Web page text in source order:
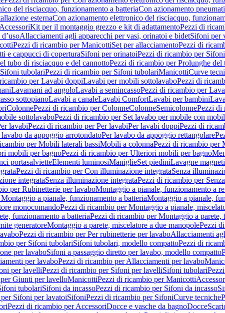
del risciacquo, funzionamento a batteriaCon azionamento
esternaCon azionamento elettronico del risciacquo,
Kit per il montaggio grezzo e kit di adattamentoPezzi di
Allacciamenti agli apparecchi per vasi, orinatoi e bidetSifoni per
Pezzi di ricambio per ManicottiSet per allacciamentoPezzi di
e cappucci di coperturaSifoni per orinatoiPezzi di ricambio per
tubo di risciacquo e del cannottoPezzi di ricambio per Prolunghe
Sifoni tubolariPezzi di ricambio per Sifoni tubolariManicottiCurve
per Lavabi doppiLavabi per mobili sottolavaboPezzi di
Lavamani ad angoloLavabi a semincassoPezzi di ricambio per
sottopianoLavabi a canaleLavabi ComfortLavabi per bambini
ColonnePezzi di ricambio per ColonneColonneSemicolonnePezzi di
sottolavaboPezzi di ricambio per Set lavabo per mobile con
lavabiPezzi di ricambio per Per lavabiPer lavabi doppiPezzi di
da appoggio arrotondatoPer lavabo da appoggio rettangolare
per Mobili laterali bassiMobili a colonnaPezzi di ricambio per
mobili per bagnoPezzi di ricambio per Ulteriori mobili per bagno
portasalvietteElementi luminosiManiglieSet piediniLavagne
Pezzi di ricambio per Con illuminazione integrataSenza
integrataSenza illuminazione integrataPezzi di ricambio per
per Rubinetterie per lavaboMontaggio a pianale, funzionamento a
a pianale, funzionamento a batteriaMontaggio a pianale,
monocomandoPezzi di ricambio per Montaggio a pianale,
funzionamento a batteriaPezzi di ricambio per Montaggio a parete,
generatoreMontaggio a parete, miscelatore a due manopolePezzi
Pezzi di ricambio per Per rubinetterie per lavaboAllacciamenti
per Sifoni tubolariSifoni tubolari, modello compattoPezzi di
per lavaboSifoni a passaggio diretto per lavabo, modello compatto
per lavaboPezzi di ricambio per Allacciamenti per lavabo
per lavelliPezzi di ricambio per Sifoni per lavelliSifoni tubolari
Giunti per lavelloManicottiPezzi di ricambio per Manicotti
tubolariSifoni da incassoPezzi di ricambio per Sifoni da incasso
Sifoni per lavatoiSifoniPezzi di ricambio per SifoniCurve tecniche
Pezzi di ricambio per AccessoriDocce e vasche da bagnoDocce